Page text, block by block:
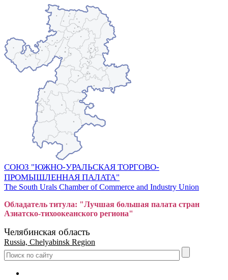
СОЮЗ "ЮЖНО-УРАЛЬСКАЯ ТОРГОВО-
ПРОМЫШЛЕННАЯ ПАЛАТА"
The South Urals Chamber of Commerce and Industry Union
Обладатель титула: "Лучшая большая палата стран
Азиатско-тихоокеанского региона"
Челябинская область
Russia, Chelyabinsk Region